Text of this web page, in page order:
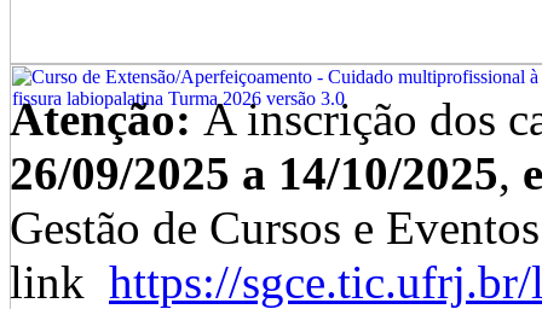
Atenção:A inscrição dos
26/09/2025 a 14/10/2025,
Gestão de Cursos e
link https://